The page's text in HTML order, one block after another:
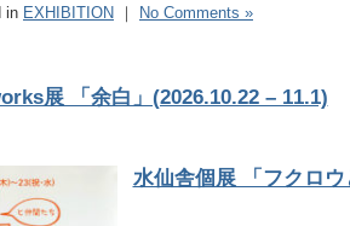
in EXHIBITION ｜ No Comments »
展 「余白」(2026.10.22 – 11.1)
水仙舎個展 「フクロ